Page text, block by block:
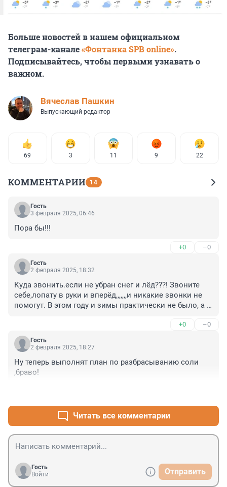
Больше новостей в нашем официальном
телеграм-канале«Фонтанка SPB online».
Подписывайтесь, чтобы первыми узнавать о
важном.
Вячеслав Пашкин
Выпускающий редактор
69 3 11 9 22
КОММЕНТАРИИ 14
Гость
3 февраля 2025, 06:46
Пора бы!!!
+0 –0
Гость
2 февраля 2025, 18:32
Куда звонить.если не убран снег и лёд???! Звоните
себе,лопату в руки и вперёд,,,,,,,и никакие звонки не
помогут. В этом году и зимы практически не было, а
справились??! Нет в доме хозяина,нет и порядка!!!!!
+0 –0
Гость
2 февраля 2025, 18:27
Ну теперь выполнят план по разбрасыванию соли
,браво!
Читать все комментарии
Гость
Войти
Отправить